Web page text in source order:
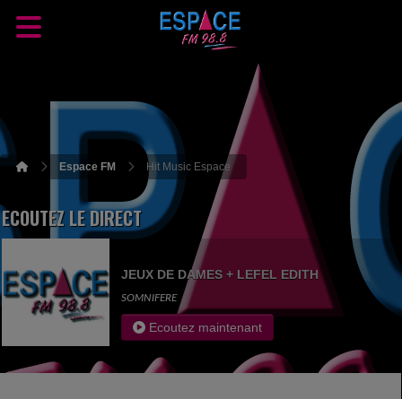
Espace FM Hit Music Espace
ECOUTEZ LE DIRECT
JEUX DE DAMES + LEFEL EDITH
SOMNIFERE
Ecoutez maintenant